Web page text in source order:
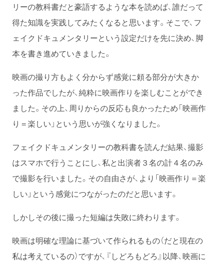
リーの教科書だと豪語するような本を読めば、誰だって
得た知識を実践してみたくなると思います。そこで、フ
ェイクドキュメンタリーという設定だけを先に決め、脚
本を書き進めていきました。
映画の撮り方もよく分からず感覚に頼る部分が大きか
った作品でしたが、純粋に映画作りを楽しむことができ
ました。その上、周りからの反応も良かったため「映画作
り＝楽しい」という思いが強くなりました。
フェイクドキュメンタリーの教科書を読んだ結果、撮影
はスマホで行うことにし、私と出演者３名の計４名のみ
で撮影を行いました。その自由さが、より「映画作り＝楽
しい」という感覚につながったのだと思います。
しかしその後に撮った短編は失敗に終わります。
映画は明確な理論に基づいて作られるもの（だと現在の
私は考えているの）ですが、『しどろもどろ』以降、映画に